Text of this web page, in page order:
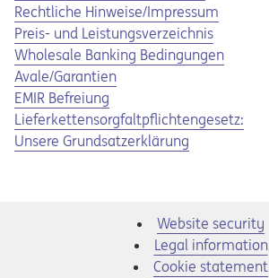
Rechtliche Hinweise/Impressum
Preis- und Leistungsverzeichnis
Wholesale Banking Bedingungen
Avale/Garantien
Opens in a new tab
Opens a pdf
EMIR Befreiung
Opens in a new tab
Opens a pdf
Lieferkettensorgfaltpflichtengesetz:
Unsere Grundsatzerklärung
Website security
Legal information
Cookie statement